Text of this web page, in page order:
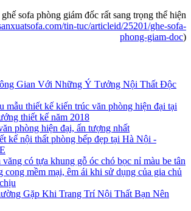
sofa phòng giám đốc rất sang trọng thể hiện
tin-tuc/articleid/25201/ghe-sofa-
phong-giam-doc)
Gian Với Những Ý Tưởng Nội Thất Độc
mẫu thiết kế kiến trúc văn phòng hiện đại tại
thiết kế năm 2018
phòng hiện đại, ấn tượng nhất
kế nội thất phòng bếp đẹp tại Hà Nội -
có tựa khung gỗ óc chó bọc nỉ màu be tân
cong mềm mại, êm ái khi sử dụng của gia chủ
Gặp Khi Trang Trí Nội Thất Bạn Nên